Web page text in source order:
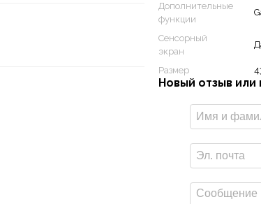
Дополнительные
функции
Сенсорный
экран
Размер
Новый отзыв